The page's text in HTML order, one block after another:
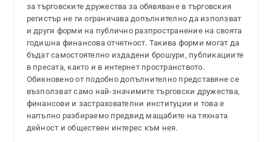
за търговските дружества за обявяване в търговския
регистър не ги ограничава допълнително да използват
и други форми на публично разпространение на своята
годишна финансова отчетност. Такива форми могат да
бъдат самостоятелно издадени брошури, публикациите
в пресата, както и в интернет пространството.
Обикновено от подобно допълнително представяне се
възползват само най-значимите търговски дружества,
финансови и застрахователни институции и това е
напълно разбираемо предвид мащабите на тяхната
дейност и обществен интерес към нея.